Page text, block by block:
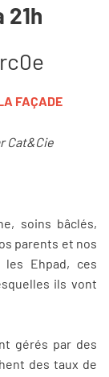
21h
FAÇADE
Cat&Cie
soins bâclés,
parents et nos
les Ehpad, ces
ils vont
gérés par des
des taux de